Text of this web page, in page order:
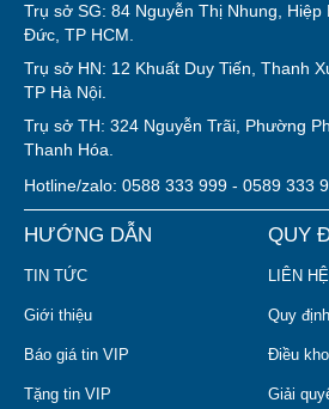
Trụ sở SG: 84 Nguyễn Thị Nhung,
Đức, TP HCM.
Trụ sở HN: 12 Khuất Duy Tiến, Thanh
TP Hà Nội.
Trụ sở TH: 324 Nguyễn Trãi, Phường
Thanh Hóa.
Hotline/zalo: 0588 333 999 - 0589 333
HƯỚNG DẪN
TIN TỨC
Giới thiệu
Báo giá tin VIP
Tặng tin VIP
QUY
LIÊN HỆ
Quy
Điều
Giải